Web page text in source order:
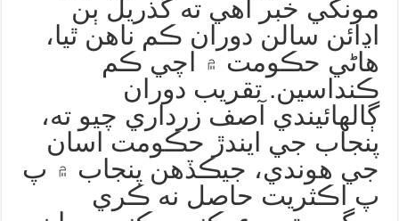
مونکي خبر آهي ته گذريل ٻن
اڍائن سالن دوران ڪم ناهن ٿيا،
هاڻي حڪومت ۾ اچي ڪم
ڪنداسين. تقريب دوران
ڳالهائيندي آصف زرداري چيو ته،
پنجاب جي ايندڙ حڪومت اسان
جي هوندي، جيڪڏهن پنجاب ۾ پ
پ اڪثريت حاصل نه ڪري